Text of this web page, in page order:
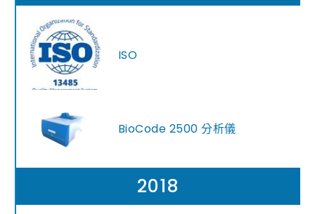
ISO
BioCode 2500 分析儀
2018